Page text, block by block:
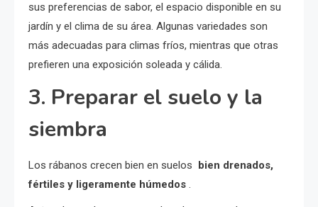
sus preferencias de sabor, el espacio disponible en su
jardín y el clima de su área. Algunas variedades son
más adecuadas para climas fríos, mientras que otras
prefieren una exposición soleada y cálida.
3. Preparar el suelo y la
siembra
Los rábanos crecen bien en suelos bien drenados,
fértiles y ligeramente húmedos .